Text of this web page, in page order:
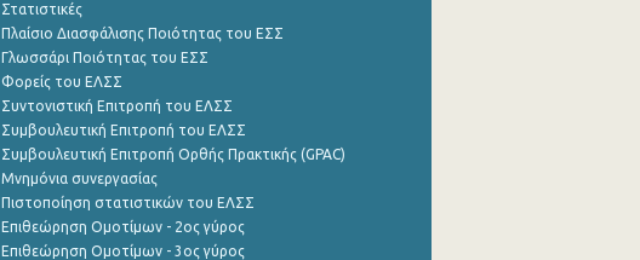
Στατιστικές
Πλαίσιο Διασφάλισης Ποιότητας του ΕΣΣ
Γλωσσάρι Ποιότητας του ΕΣΣ
Φορείς του ΕΛΣΣ
Συντονιστική Επιτροπή του ΕΛΣΣ
Συμβουλευτική Επιτροπή του ΕΛΣΣ
Συμβουλευτική Επιτροπή Ορθής Πρακτικής (GPAC)
Μνημόνια συνεργασίας
Πιστοποίηση στατιστικών του ΕΛΣΣ
Επιθεώρηση Ομοτίμων - 2ος γύρος
Επιθεώρηση Ομοτίμων - 3ος γύρος